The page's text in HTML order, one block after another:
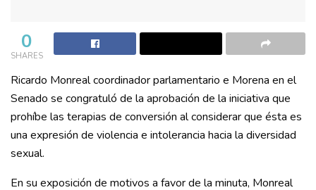
0
SHARES
Ricardo Monreal coordinador parlamentario e Morena en el
Senado se congratuló de la aprobación de la iniciativa que
prohíbe las terapias de conversión al considerar que ésta es
una expresión de violencia e intolerancia hacia la diversidad
sexual.
En su exposición de motivos a favor de la minuta, Monreal